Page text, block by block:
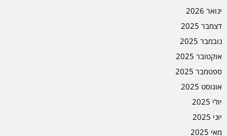
ינואר 2026
דצמבר 2025
נובמבר 2025
אוקטובר 2025
ספטמבר 2025
אוגוסט 2025
יולי 2025
יוני 2025
מאי 2025